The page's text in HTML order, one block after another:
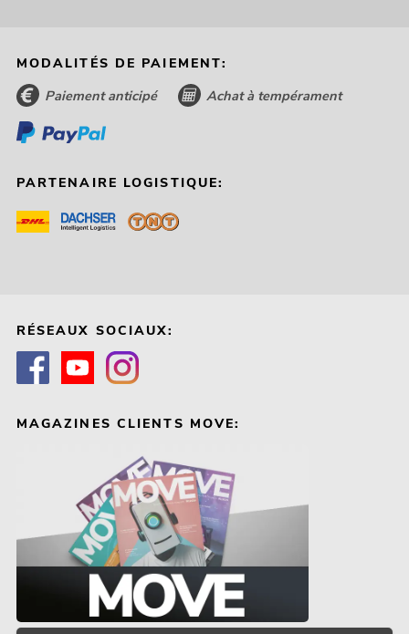
MODALITÉS DE PAIEMENT:
Paiement anticipé Achat à tempérament
PARTENAIRE LOGISTIQUE:
RÉSEAUX SOCIAUX:
MAGAZINES CLIENTS MOVE: